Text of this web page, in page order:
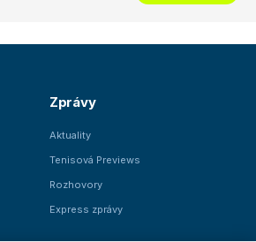
Zprávy
Aktuality
Tenisová Previews
Rozhovory
Express zprávy